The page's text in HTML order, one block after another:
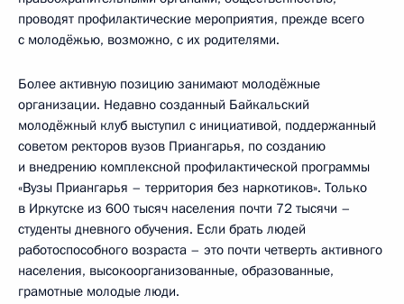
проводят профилактические мероприятия, прежде всего
с молодёжью, возможно, с их родителями.
Более активную позицию занимают молодёжные
организации. Недавно созданный Байкальский
молодёжный клуб выступил с инициативой, поддержанный
советом ректоров вузов Приангарья, по созданию
и внедрению комплексной профилактической программы
«Вузы Приангарья – территория без наркотиков». Только
в Иркутске из 600 тысяч населения почти 72 тысячи –
студенты дневного обучения. Если брать людей
работоспособного возраста – это почти четверть активного
населения, высокоорганизованные, образованные,
грамотные молодые люди.